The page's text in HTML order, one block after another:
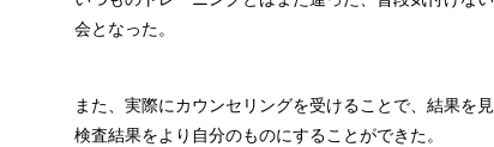
会となった。
また、実際にカウンセリングを受けることで、結果を
検査結果をより自分のものにすることができた。